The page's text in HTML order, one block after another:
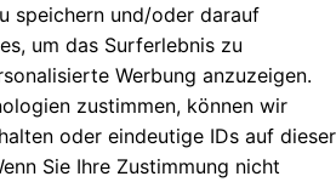
speichern und/oder darauf
um das Surferlebnis zu
Werbung anzuzeigen.
zustimmen, können wir
oder eindeutige IDs auf dieser
Sie Ihre Zustimmung nicht